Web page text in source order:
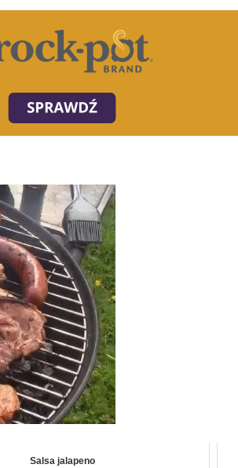
Salsa jalapeno